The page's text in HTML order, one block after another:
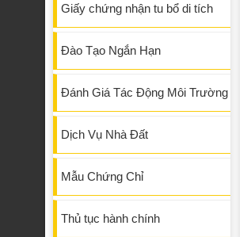
Giấy chứng nhận tu bổ di tích
Đào Tạo Ngắn Hạn
Đánh Giá Tác Động Môi Trường
Dịch Vụ Nhà Đất
Mẫu Chứng Chỉ
Thủ tục hành chính